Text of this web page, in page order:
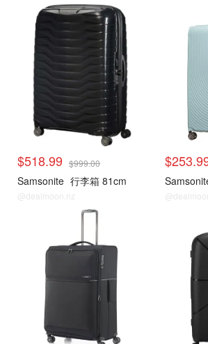
$518.99 $999.00
Samsonite 行李箱 81cm
@dealmoon.nz